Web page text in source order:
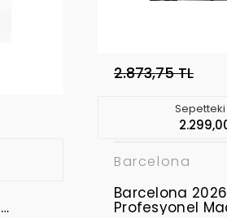
2.873,75 TL
Sepetteki
Barcelona
Barcelona
Profesyonel